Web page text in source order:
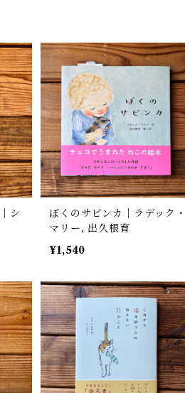
シ
ぼくのサビンカ｜ラデック・
マリー, 出久根育
¥1,540